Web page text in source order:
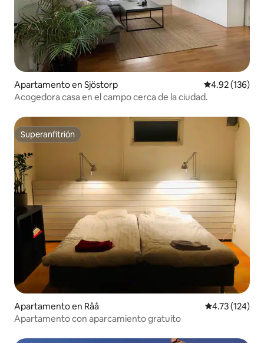
Apartamento en Sjöstorp Calificación
4.92 (136)
Acogedora casa en el campo cerca de la ciudad.
Superanfitrión
Superanfitrión
Apartamento en Råå Calificación
4.73 (124)
Apartamento con aparcamiento gratuito